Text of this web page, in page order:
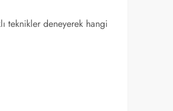
teknikler deneyerek hangi